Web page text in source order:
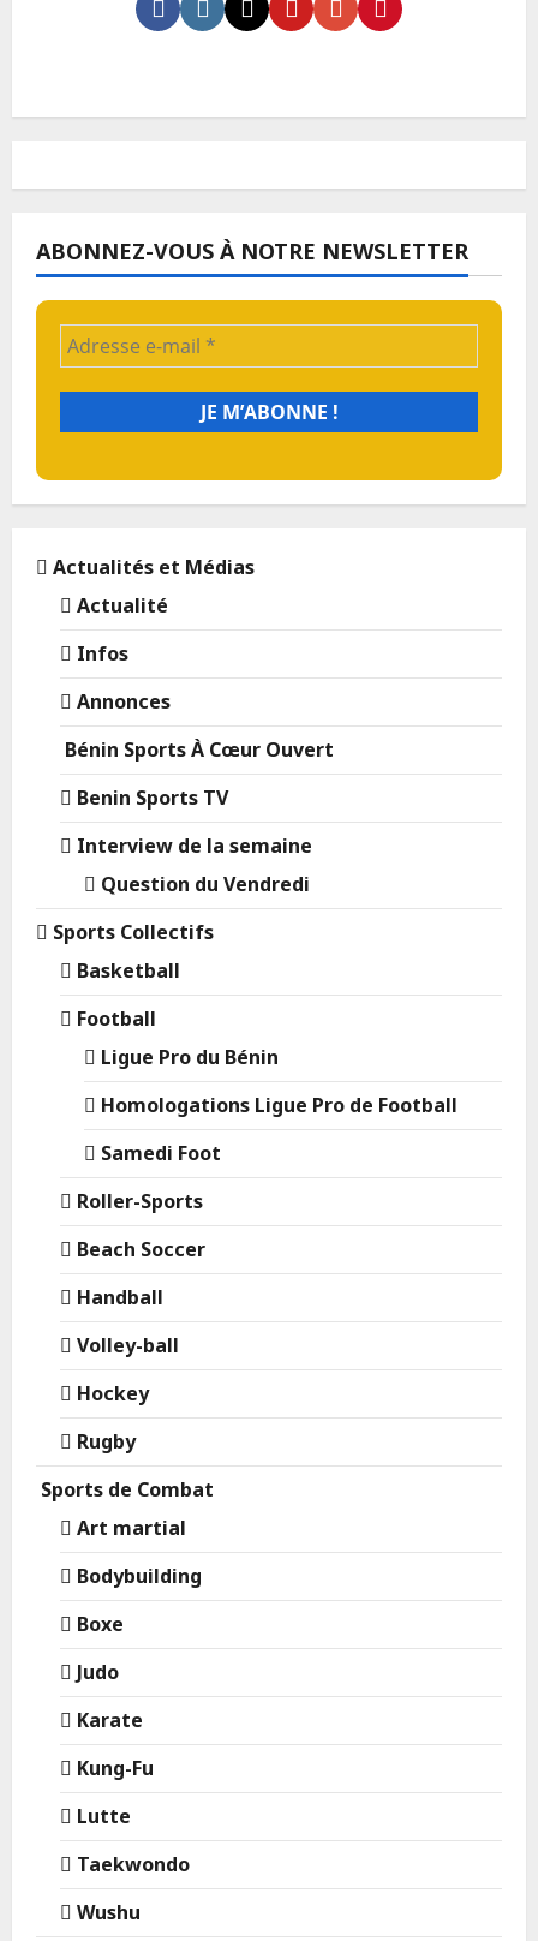
ABONNEZ-VOUS À NOTRE NEWSLETTER
Actualités et Médias
Actualité
Infos
Annonces
Bénin Sports À Cœur Ouvert
Benin Sports TV
Interview de la semaine
Question du Vendredi
Sports Collectifs
Basketball
Football
Ligue Pro du Bénin
Homologations Ligue Pro de Football
Samedi Foot
Roller-Sports
Beach Soccer
Handball
Volley-ball
Hockey
Rugby
Sports de Combat
Art martial
Bodybuilding
Boxe
Judo
Karate
Kung-Fu
Lutte
Taekwondo
Wushu